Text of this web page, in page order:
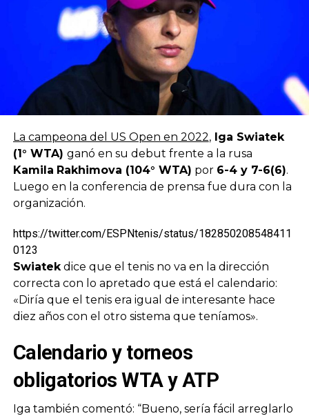
La campeona del US Open en 2022,Iga Swiatek
(1° WTA) ganó en su debut frente a la rusa
Kamila Rakhimova (104° WTA) por 6-4 y 7-6(6).
Luego en la conferencia de prensa fue dura con la
organización.
https://twitter.com/ESPNtenis/status/182850208548411
0123
Swiatekdice que el tenis no va en la dirección
correcta con lo apretado que está el calendario:
«Diría que el tenis era igual de interesante hace
diez años con el otro sistema que teníamos».
Calendario y torneos
obligatorios WTA y ATP
Iga también comentó: “Bueno, sería fácil arreglarlo